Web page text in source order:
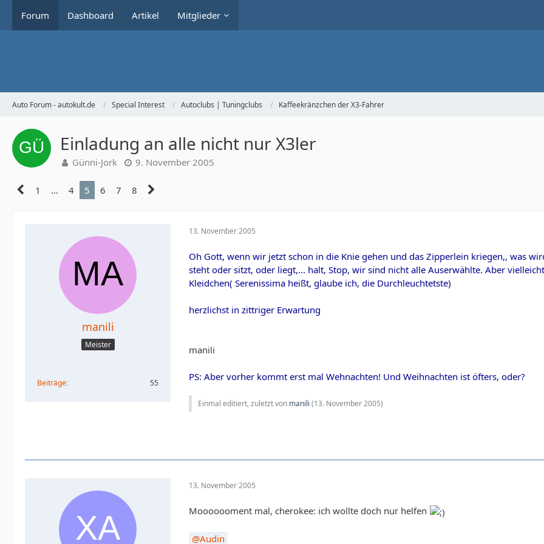
Forum Dashboard Artikel Mitglieder
Auto Forum - autokult.de Special Interest Autoclubs | Tuningclubs Kaffeekränzchen der X3-Fahrer
Einladung an alle nicht nur X3ler
Günni-Jork 9. November 2005
1 … 4 5 6 7 8
manili
Meister
Beiträge 55
13. November 2005
Oh Gott, wenn wir jetzt schon in die Knie gehen und das Zipperlein kriegen,, was
steht oder sitzt, oder liegt,... halt, Stop, wir sind nicht alle Auserwählte. Aber
Kleidchen( Serenissima heißt, glaube ich, die Durchleuchtetste)
herzlichst in zittriger Erwartung
manili
PS: Aber vorher kommt erst mal Wehnachten! Und Weihnachten ist öfters, oder?
Einmal editiert, zuletzt von manili (13. November 2005)
13. November 2005
Mooooooment mal, cherokee: ich wollte doch nur helfen
Audin